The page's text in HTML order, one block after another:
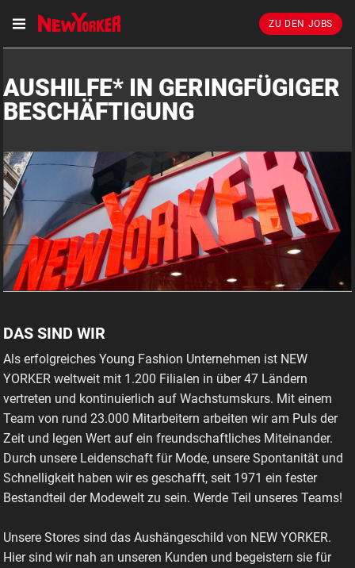
ZU DEN JOBS
AUSHILFE* IN GERINGFÜGIGER
BESCHÄFTIGUNG
DAS SIND WIR
Als erfolgreiches Young Fashion Unternehmen ist NEW
YORKER weltweit mit 1.200 Filialen in über 47 Ländern
vertreten und kontinuierlich auf Wachstumskurs. Mit einem
Team von rund 23.000 Mitarbeitern arbeiten wir am Puls der
Zeit und legen Wert auf ein freundschaftliches Miteinander.
Durch unsere Leidenschaft für Mode, unsere Spontanität und
Schnelligkeit haben wir es geschafft, seit 1971 ein fester
Bestandteil der Modewelt zu sein. Werde Teil unseres Teams!
Unsere Stores sind das Aushängeschild von NEW YORKER.
Hier sind wir nah an unseren Kunden und begeistern sie für